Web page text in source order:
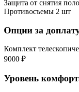
Защита от снятия
Противосъемы 2 шт
Опции за
Комплект
9000 ₽
Уровень